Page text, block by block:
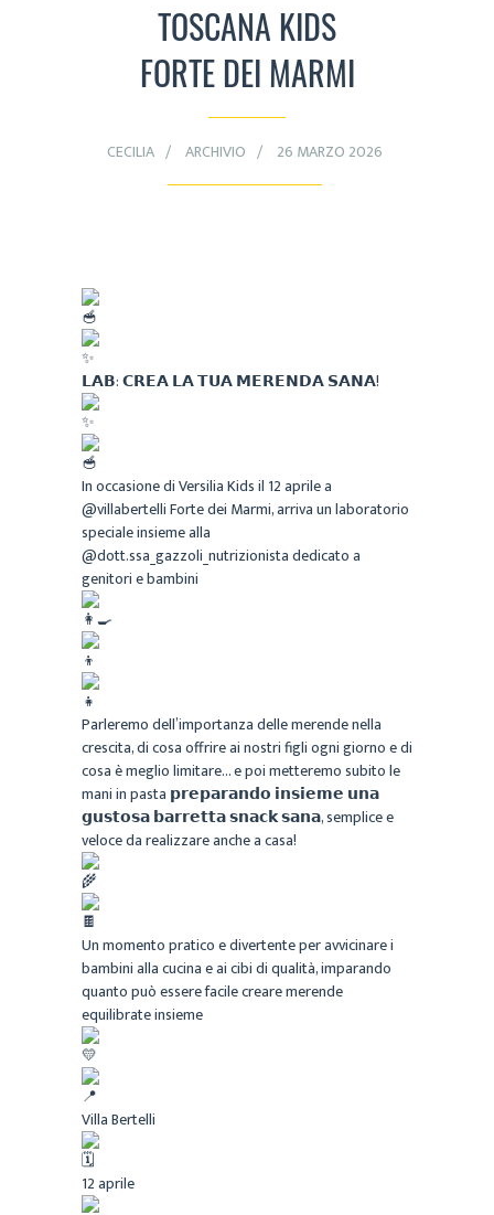
TOSCANA KIDS
FORTE DEI MARMI
CECILIA ARCHIVIO 26 MARZO 2026
𝗟𝗔𝗕: 𝗖𝗥𝗘𝗔 𝗟𝗔 𝗧𝗨𝗔 𝗠𝗘𝗥𝗘𝗡𝗗𝗔 𝗦𝗔𝗡𝗔!
In occasione di Versilia Kids il 12 aprile a
@villabertelli Forte dei Marmi, arriva un laboratorio
speciale insieme alla
@dott.ssa_gazzoli_nutrizionista dedicato a
genitori e bambini
Parleremo dell’importanza delle merende nella
crescita, di cosa offrire ai nostri figli ogni giorno e di
cosa è meglio limitare… e poi metteremo subito le
mani in pasta 𝗽𝗿𝗲𝗽𝗮𝗿𝗮𝗻𝗱𝗼 𝗶𝗻𝘀𝗶𝗲𝗺𝗲 𝘂𝗻𝗮
𝗴𝘂𝘀𝘁𝗼𝘀𝗮 𝗯𝗮𝗿𝗿𝗲𝘁𝘁𝗮 𝘀𝗻𝗮𝗰𝗸 𝘀𝗮𝗻𝗮, semplice e
veloce da realizzare anche a casa!
Un momento pratico e divertente per avvicinare i
bambini alla cucina e ai cibi di qualità, imparando
quanto può essere facile creare merende
equilibrate insieme
Villa Bertelli
12 aprile